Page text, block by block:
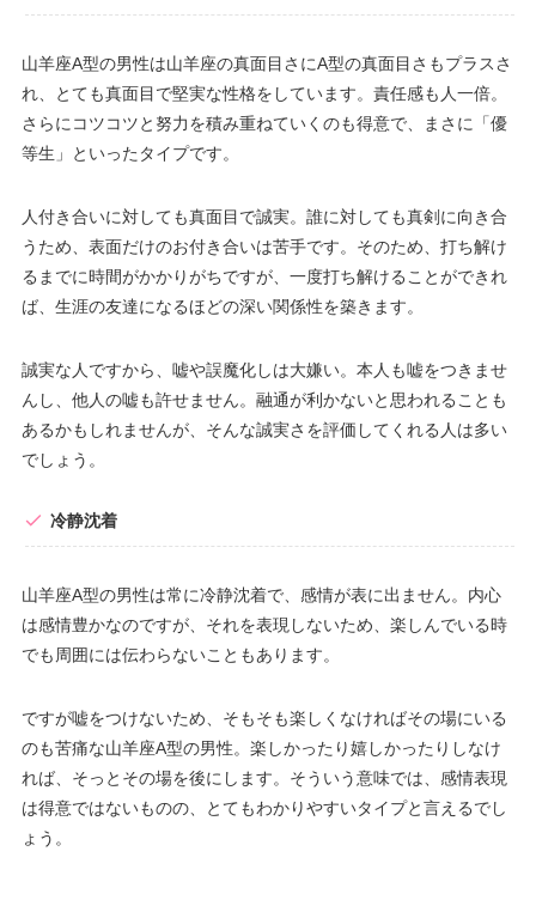
山羊座A型の男性は山羊座の真面目さにA型の真面目さもプラスさ
れ、とても真面目で堅実な性格をしています。責任感も人一倍。
さらにコツコツと努力を積み重ねていくのも得意で、まさに「優
等生」といったタイプです。
人付き合いに対しても真面目で誠実。誰に対しても真剣に向き合
うため、表面だけのお付き合いは苦手です。そのため、打ち解け
るまでに時間がかかりがちですが、一度打ち解けることができれ
ば、生涯の友達になるほどの深い関係性を築きます。
誠実な人ですから、嘘や誤魔化しは大嫌い。本人も嘘をつきませ
んし、他人の嘘も許せません。融通が利かないと思われることも
あるかもしれませんが、そんな誠実さを評価してくれる人は多い
でしょう。
冷静沈着
山羊座A型の男性は常に冷静沈着で、感情が表に出ません。内心
は感情豊かなのですが、それを表現しないため、楽しんでいる時
でも周囲には伝わらないこともあります。
ですが嘘をつけないため、そもそも楽しくなければその場にいる
のも苦痛な山羊座A型の男性。楽しかったり嬉しかったりしなけ
れば、そっとその場を後にします。そういう意味では、感情表現
は得意ではないものの、とてもわかりやすいタイプと言えるでし
ょう。